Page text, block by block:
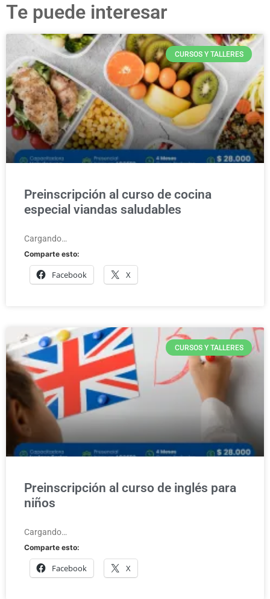
Te puede interesar
CURSOS Y TALLERES
Preinscripción al curso de cocina
especial viandas saludables
Cargando…
Comparte esto:
Facebook X
CURSOS Y TALLERES
Preinscripción al curso de inglés para
niños
Cargando…
Comparte esto:
Facebook X